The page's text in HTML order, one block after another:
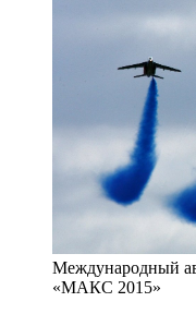
Международный
«МАКС 2015»